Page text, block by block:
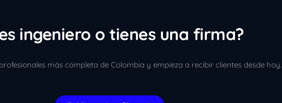
ingeniero o tienes una firma?
más completa de Colombia y empieza a recibir clientes desde hoy.